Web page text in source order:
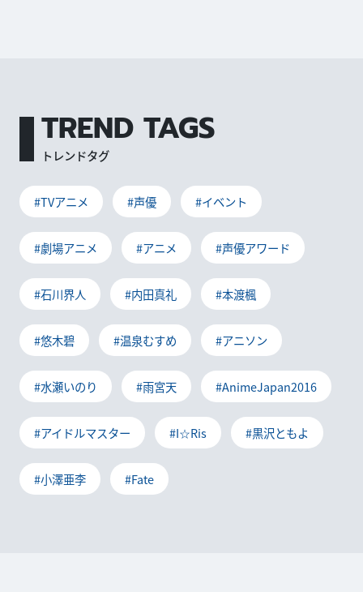
TREND TAGS
トレンドタグ
#TVアニメ #声優 #イベント
#劇場アニメ #アニメ #声優アワード
#石川界人 #内田真礼 #本渡楓
#悠木碧 #温泉むすめ #アニソン
#水瀬いのり #雨宮天 #AnimeJapan2016
#アイドルマスター #I☆Ris #黒沢ともよ
#小澤亜李 #Fate